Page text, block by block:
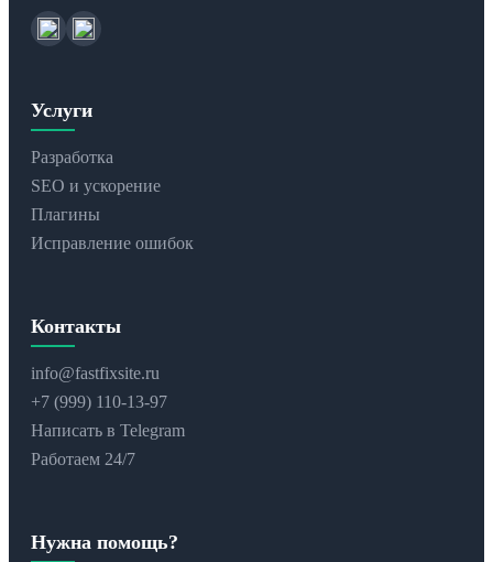
Услуги
Разработка
SEO и ускорение
Плагины
Исправление ошибок
Контакты
info@fastfixsite.ru
+7 (999) 110-13-97
Написать в Telegram
Работаем 24/7
Нужна помощь?